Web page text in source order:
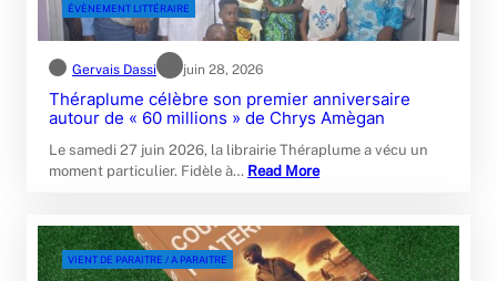
ÉVÈNEMENT LITTÉRAIRE
Gervais Dassi juin 28, 2026
Théraplume célèbre son premier anniversaire
autour de « 60 millions » de Chrys Amègan
Le samedi 27 juin 2026, la librairie Théraplume a vécu un
moment particulier. Fidèle à… Read More
VIENT DE PARAITRE / A PARAITRE